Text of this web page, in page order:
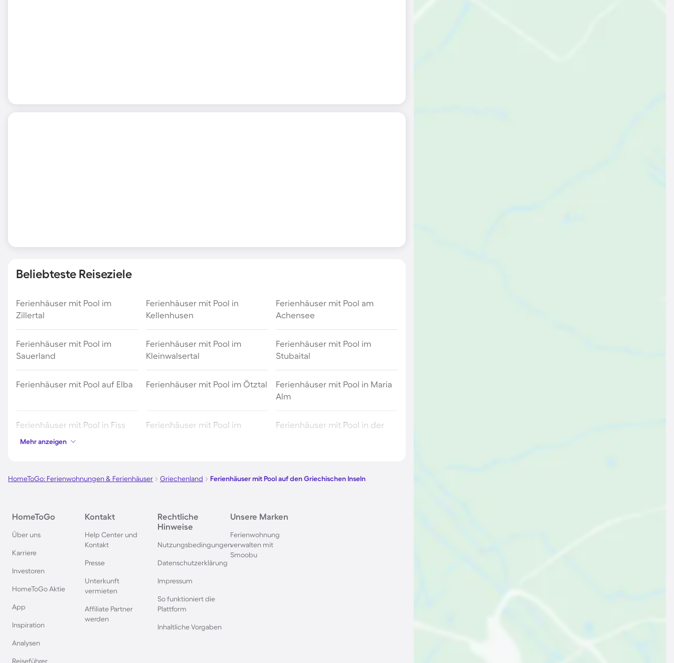
Beliebteste Reiseziele
Ferienhäuser mit Pool im
Zillertal
Ferienhäuser mit Pool in
Kellenhusen
Ferienhäuser mit Pool am
Achensee
Ferienhäuser mit Pool im
Sauerland
Ferienhäuser mit Pool im
Kleinwalsertal
Ferienhäuser mit Pool im
Stubaital
Ferienhäuser mit Pool auf Elba Ferienhäuser mit Pool im Ötztal
Ferienhäuser mit Pool in Maria
Alm
Ferienhäuser mit Pool in Fiss
Ferienhäuser mit Pool im
Ferienhäuser mit Pool in der
Saalbach-Hinterglemm
Kapstadt
Westerwald
Englmar
Norditalien
Ferienhäuser mit Pool in Europa
Ferienhäuser mit Pool an der
Italienischen Riviera
Ferienhäuser mit Pool in den
Ferienhäuser mit Pool in
Großbritannien
Mehr anzeigen
HomeToGo: Ferienwohnungen & Ferienhäuser Griechenland Ferienhäuser mit Pool auf den Griechischen Inseln
HomeToGo
Über uns
Karriere
Investoren
HomeToGo Aktie
App
Inspiration
Analysen
Reiseführer
Kontakt
Help Center und
Kontakt
Presse
Unterkunft
vermieten
Affiliate Partner
werden
Rechtliche
Hinweise
Nutzungsbedingungen
Datenschutzerklärung
Impressum
So funktioniert die
Plattform
Inhaltliche Vorgaben
Unsere Marken
Ferienwohnung
verwalten mit
Smoobu